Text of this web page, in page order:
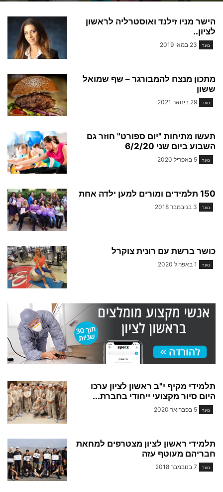
הישר מניו זילנד ואוסטרליה לראשון
לציון..
נוער 23 במאי 2019
מתכון מנצח להמבורגר – שף שמואל
ששון
נוער 29 בינואר 2021
תעשו מתיחות "יום ספורט" חוזר גם
השבוע ביום שני 6/2/20
נוער 5 באפריל 2020
150 תלמידים ומורים למען ילדה אחת
נוער 3 בנובמבר 2018
כושר ברשת עם רונית צוקרל
נוער 1 באפריל 2020
תלמידי מקיף י"ב ראשון לציון ערכו
היום סיור מקצועי ייחודי בחברת...
נוער 5 בפברואר 2020
תלמידי ראשון לציון מצטרפים למחאת
חבריהם מעוטף עזה
נוער 7 בנובמבר 2018